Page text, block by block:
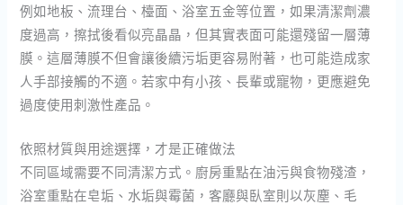
例如地板、流理台、檯面、浴室五金等位置，如果清潔劑濃
度過高，擦拭後看似亮晶晶，但其實表面可能還殘留一層薄
膜。這層薄膜不但會讓後續污垢更容易附著，也可能造成家
人手部接觸的不適。若家中有小孩、長輩或寵物，更應避免
過度使用刺激性產品。
依照材質與用途選擇，才是正確做法
不同區域需要不同清潔方式。廚房重點在油污與食物殘渣，
浴室重點在皂垢、水垢與霉菌，客廳與臥室則以灰塵、毛